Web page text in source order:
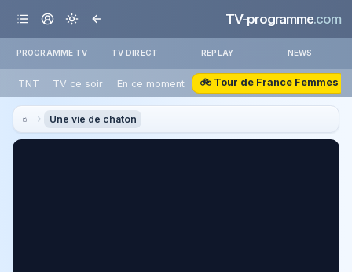
TV-programme.com
PROGRAMME TV TV DIRECT REPLAY NEWS
TNT TV ce soir En ce moment 🚲 Tour de France Femmes
Une vie de chaton